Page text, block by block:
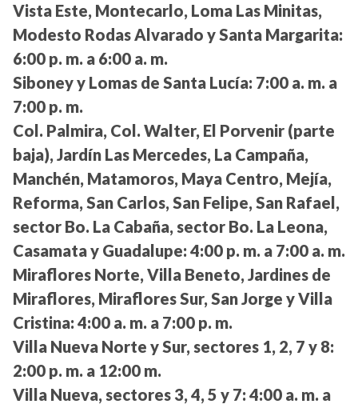
Vista Este, Montecarlo, Loma Las Minitas,
Modesto Rodas Alvarado y Santa Margarita:
6:00 p. m. a 6:00 a. m.
Siboney y Lomas de Santa Lucía: 7:00 a. m. a
7:00 p. m.
Col. Palmira, Col. Walter, El Porvenir (parte
baja), Jardín Las Mercedes, La Campaña,
Manchén, Matamoros, Maya Centro, Mejía,
Reforma, San Carlos, San Felipe, San Rafael,
sector Bo. La Cabaña, sector Bo. La Leona,
Casamata y Guadalupe: 4:00 p. m. a 7:00 a. m.
Miraflores Norte, Villa Beneto, Jardines de
Miraflores, Miraflores Sur, San Jorge y Villa
Cristina: 4:00 a. m. a 7:00 p. m.
Villa Nueva Norte y Sur, sectores 1, 2, 7 y 8:
2:00 p. m. a 12:00 m.
Villa Nueva, sectores 3, 4, 5 y 7: 4:00 a. m. a